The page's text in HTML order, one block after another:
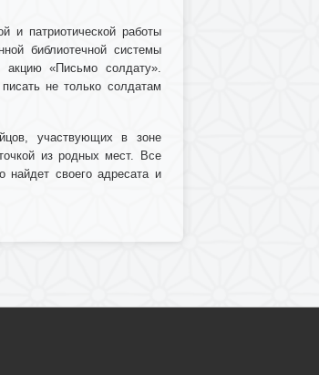
и патриотической работы
библиотечной системы
акцию «Письмо солдату».
не только солдатам
участвующих в зоне
из родных мест. Все
найдет своего адресата и